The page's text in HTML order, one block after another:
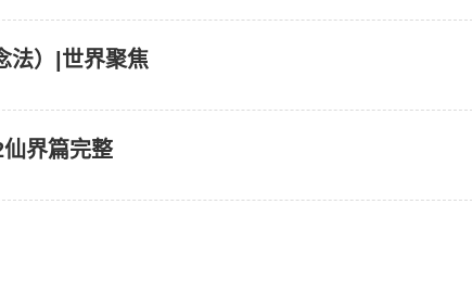
法）|世界聚焦
界篇完整